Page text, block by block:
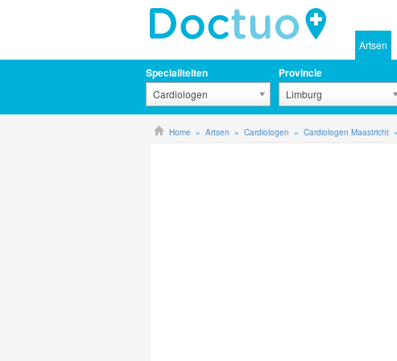
Artsen
Specialiteiten
Cardiologen
Provincie
Limburg
Home Artsen Cardiologen Cardiologen Maastricht